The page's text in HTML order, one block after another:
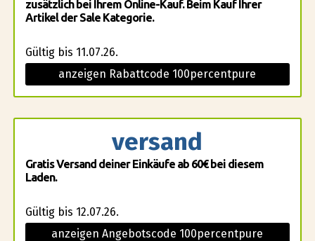
zusätzlich bei Ihrem Online-Kauf. Beim Kauf Ihrer
Artikel der Sale Kategorie.
Gültig bis 11.07.26.
anzeigen Rabattcode 100percentpure
versand
Gratis Versand deiner Einkäufe ab 60€ bei diesem
Laden.
Gültig bis 12.07.26.
anzeigen Angebotscode 100percentpure